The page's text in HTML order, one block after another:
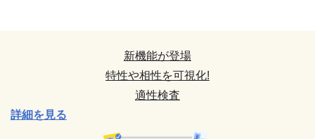
新機能が登場
特性や相性を可視化!
適性検査
詳細を見る